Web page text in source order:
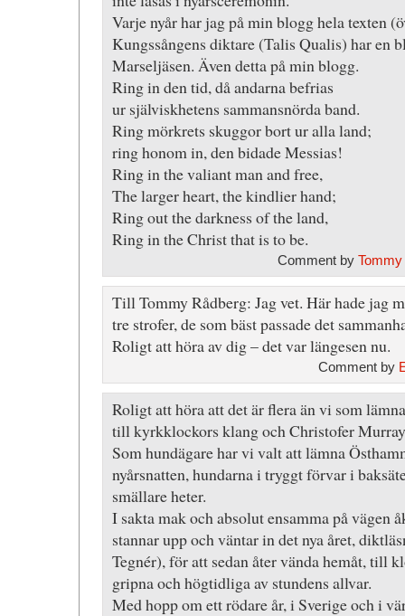
Varje nyår har jag på min blogg hela texten
Kungssångens diktare (Talis Qualis) har en
Marseljäsen. Även detta på min blogg.
Ring in den tid, då andarna befrias
ur själviskhetens sammansnörda band.
Ring mörkrets skuggor bort ur alla land;
ring honom in, den bidade Messias!
Ring in the valiant man and free,
The larger heart, the kindlier hand;
Ring out the darkness of the land,
Ring in the Christ that is to be.
Comment by
Till Tommy Rådberg: Jag vet. Här hade jag
tre strofer, de som bäst passade det
Roligt att höra av dig – det var längesen nu.
Comment by
Roligt att höra att det är flera än vi som
till kyrkklockors klang och Christofer
Som hundägare har vi valt att lämna
nyårsnatten, hundarna i tryggt förvar i
smällare heter.
I sakta mak och absolut ensamma på vägen
stannar upp och väntar in det nya året,
Tegnér), för att sedan åter vända hemåt, till
gripna och högtidliga av stundens allvar.
Med hopp om ett rödare år, i Sverige och i